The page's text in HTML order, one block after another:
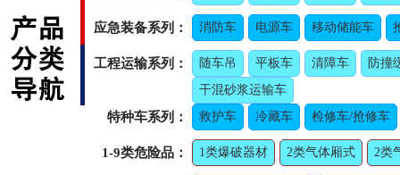
应急装备系列： 消防车 电源车 移动储能车
工程运输系列： 随车吊 平板车 清障车
防撞
干混砂浆运输车
特种车系列： 救护车 冷藏车 检修车/抢修车
1-9类危险品： 1类爆破器材 2类气体厢式 2类